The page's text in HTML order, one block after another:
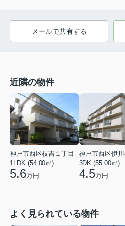
メールで共有する
近隣の物件
神戸市西区枝吉１丁目
1LDK (54.00㎡)
5.6万円
3DK (55.00㎡)
4.5万円
よく見られている物件